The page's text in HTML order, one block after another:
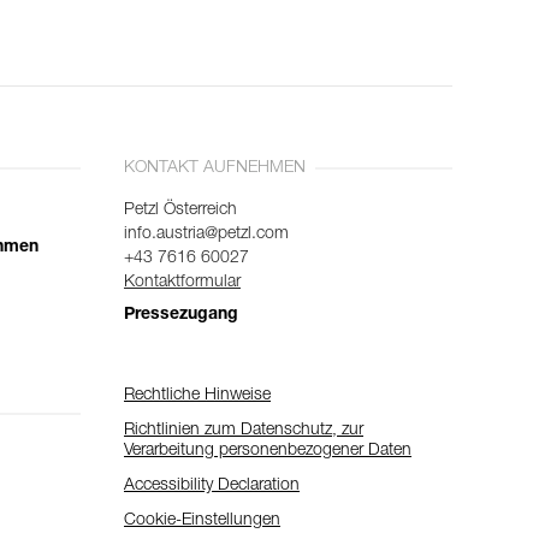
KONTAKT AUFNEHMEN
Petzl Österreich
info.austria@petzl.com
+43 7616 60027
Kontaktformular
Pressezugang
Rechtliche Hinweise
Richtlinien zum Datenschutz, zur
Verarbeitung personenbezogener Daten
Accessibility Declaration
Cookie-Einstellungen